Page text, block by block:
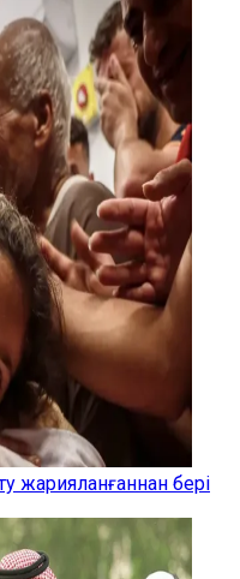
жарияланғаннан бері